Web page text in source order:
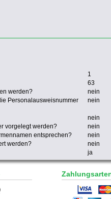
1
63
werden?
nein
Personalausweisnummer
nein
nein
vorgelegt werden?
nein
entsprechen?
nein
werden?
nein
ja